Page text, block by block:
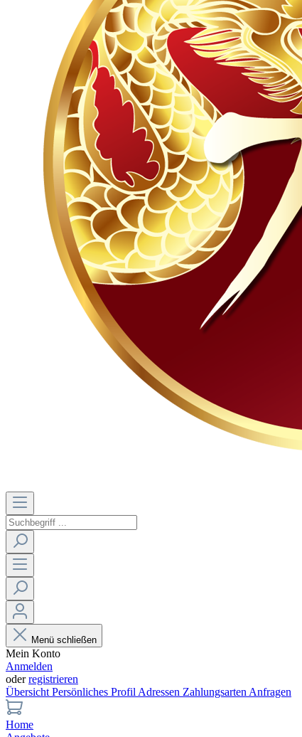
Menü schließen
Mein Konto
Anmelden
oderregistrieren
Übersicht Persönliches Profil Adressen Zahlungsarten Anfragen
Home